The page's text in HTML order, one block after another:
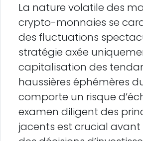
La nature volatile des
crypto-monnaies se
des fluctuations
stratégie axée
capitalisation des
haussières éphémères
comporte un risque
examen diligent des
jacents est crucial